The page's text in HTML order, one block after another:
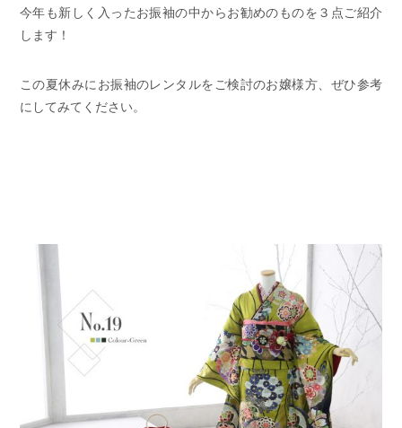
今年も新しく入ったお振袖の中からお勧めのものを３点ご紹介
します！
この夏休みにお振袖のレンタルをご検討のお嬢様方、ぜひ参考
にしてみてください。